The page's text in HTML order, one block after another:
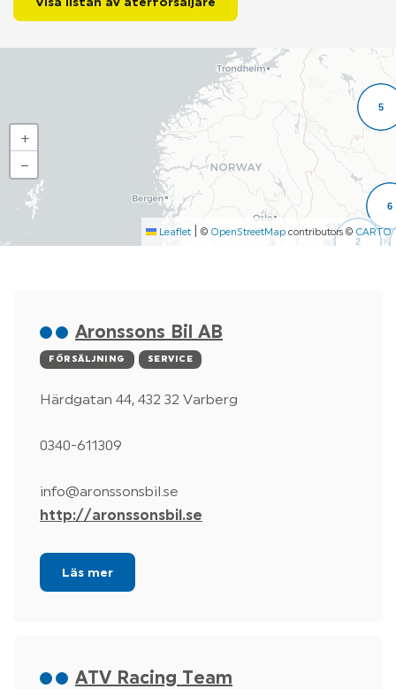
Visa listan av återförsäljare
5
2
6
+
−
Leaflet © OpenStreetMap contributors © CARTO
Aronssons Bil AB
FÖRSÄLJNING SERVICE
Härdgatan 44, 432 32 Varberg
0340-611309
info@aronssonsbil.se
http://aronssonsbil.se
Läs mer
ATV Racing Team